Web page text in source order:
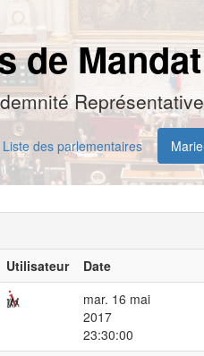
de Mandat
Liste des parlementaires
Utilisateur Date
mar. 16 mai
2017
23:30:00